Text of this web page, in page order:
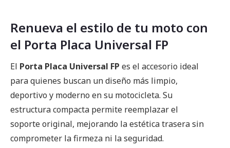
Renueva el estilo de tu moto con
el Porta Placa Universal FP
El Porta Placa Universal FP es el accesorio ideal
para quienes buscan un diseño más limpio,
deportivo y moderno en su motocicleta. Su
estructura compacta permite reemplazar el
soporte original, mejorando la estética trasera sin
comprometer la firmeza ni la seguridad.